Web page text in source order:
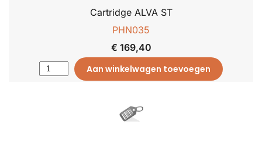
Cartridge ALVA ST
PHN035
€ 169,40
Aan winkelwagen toevoegen